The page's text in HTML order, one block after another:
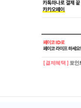
[ 결제혜택 ] 포인